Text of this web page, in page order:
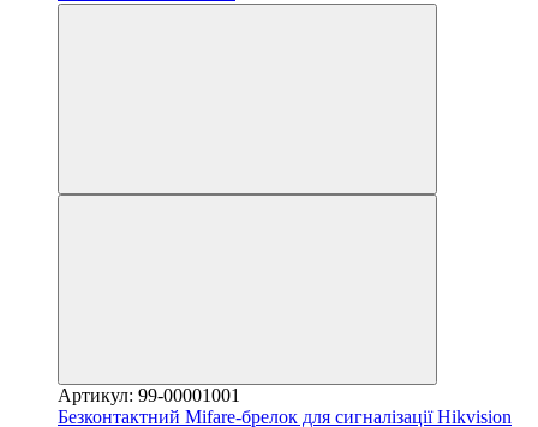
Артикул: 99-00001001
Безконтактний Mifare-брелок для сигналізації Hikvision